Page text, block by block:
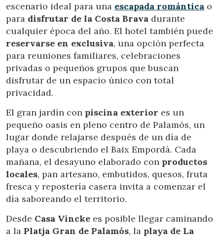
escenario ideal para una escapada romántica o
para disfrutar de la Costa Brava durante
cualquier época del año. El hotel también puede
reservarse en exclusiva, una opción perfecta
para reuniones familiares, celebraciones
privadas o pequeños grupos que buscan
disfrutar de un espacio único con total
privacidad.
El gran jardín con piscina exterior es un
pequeño oasis en pleno centro de Palamós, un
lugar donde relajarse después de un día de
playa o descubriendo el Baix Empordà. Cada
mañana, el desayuno elaborado con productos
locales, pan artesano, embutidos, quesos, fruta
fresca y repostería casera invita a comenzar el
día saboreando el territorio.
Desde Casa Vincke es posible llegar caminando
a la Platja Gran de Palamós, la playa de La